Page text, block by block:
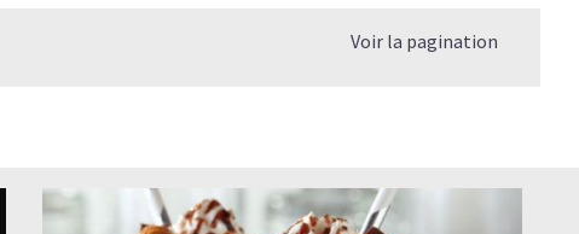
Voir la pagination